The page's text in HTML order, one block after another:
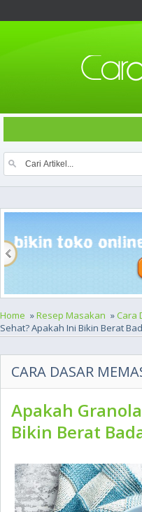
Home »Resep Masakan »Cara
Sehat? Apakah Ini Bikin Berat
CARA DASAR
Apakah
Bikin Berat